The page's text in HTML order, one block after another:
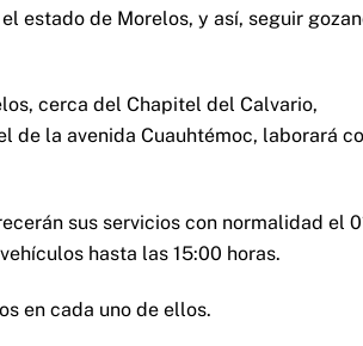
estado de Morelos, y así, seguir
cerca del Chapitel del Calvario,
de la avenida Cuauhtémoc, laborará
sus servicios con normalidad el
hasta las 15:00 horas.
en cada uno de ellos.